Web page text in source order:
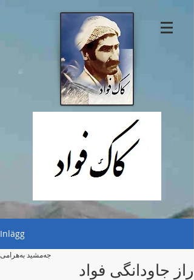
Inlägg
راز جاودانگی فواد
جەمشید بەهرامی